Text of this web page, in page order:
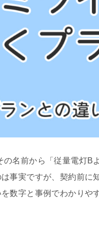
名前から「従量電灯B
事実ですが、契約前に
数字と事例でわかりや